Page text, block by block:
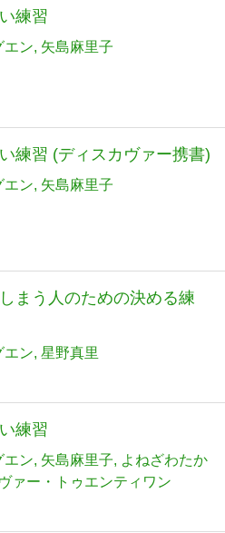
練習
エン 矢島麻里子
練習 (ディスカヴァー携書)
エン 矢島麻里子
まう人のための決める練
エン 星野真里
練習
エン 矢島麻里子
よねざわたか
ァー・トゥエンティワン